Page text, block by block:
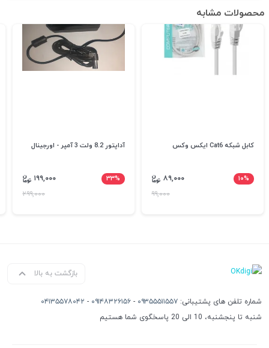
محصولات مشابه
کابل شبکه Cat6 ایکس وکس
۱۰%
۸۹,۰۰۰
۹۹,۰۰۰
آداپتور 8.2 ولت 3 آمپر - اورجینال
۳۳%
۱۹۹,۰۰۰
۲۹۹,۰۰۰
بازگشت به بالا
شماره تلفن های پشتیبانی: ۰۹۳۵۵۵۱۱۵۵۷ - ۰۹۱۴۸۳۲۶۱۵۶ - ۰۴۱۳۵۵۷۸۰۴۲
شنبه تا پنجشنبه، 10 الی 20 پاسخگوی شما هستیم